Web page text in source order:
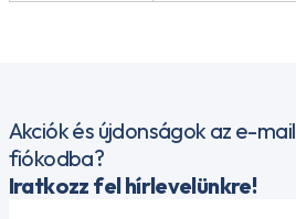
Akciók és újdonságok az e-mail
fiókodba?
Iratkozz fel hírlevelünkre!